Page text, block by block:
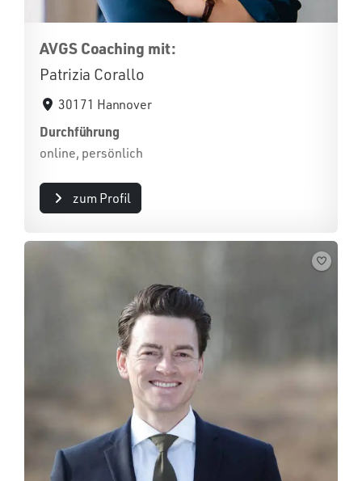
AVGS Coaching mit:
Patrizia Corallo
30171 Hannover
Durchführung
online, persönlich
zum Profil